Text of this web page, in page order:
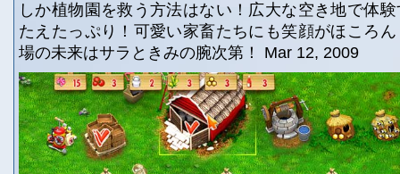
しか植物園を救う方法はない！広大な空き地で体
たえたっぷり！可愛い家畜たちにも笑顔がほころ
場の未来はサラときみの腕次第！ Mar 12, 2009